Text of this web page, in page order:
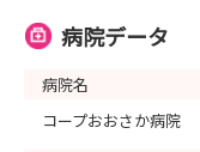
病院データ
病院名
コープおおさか病院